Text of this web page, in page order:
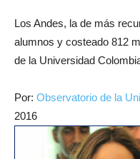
Los Andes, la de más
alumnos y costeado 812
de la Universidad
Por: Observatorio de la
2016